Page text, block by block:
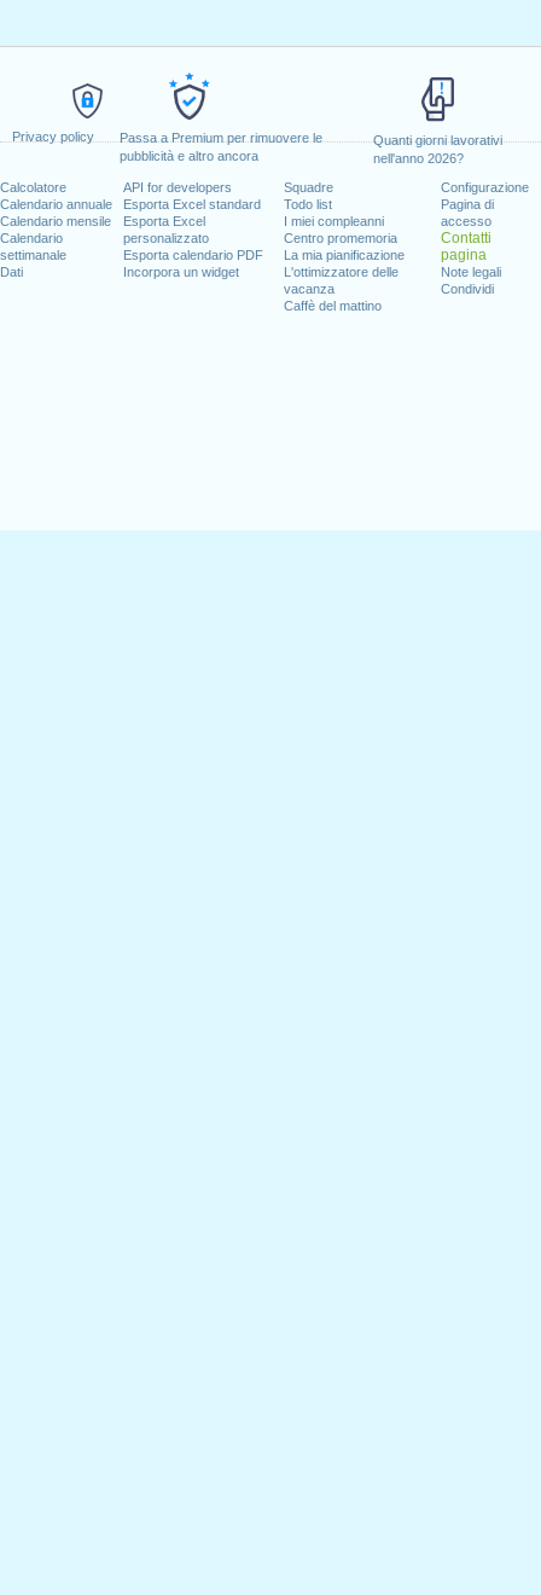
Privacy policy
Passa a Premium per rimuovere le
pubblicità e altro ancora
Quanti giorni lavorativi
nell'anno 2026?
Calcolatore
Calendario annuale
Calendario mensile
Calendario
settimanale
Dati
API for developers
Esporta Excel standard
Esporta Excel
personalizzato
Esporta calendario PDF
Incorpora un widget
Squadre
Todo list
I miei compleanni
Centro promemoria
La mia pianificazione
L'ottimizzatore delle
vacanza
Caffè del mattino
Configurazione
Pagina di
accesso
Contatti
pagina
Note legali
Condividi